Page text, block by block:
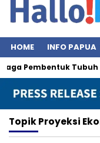
HOME INFO PAPUA
Pembentuk Tubuh
TopikProyeksi